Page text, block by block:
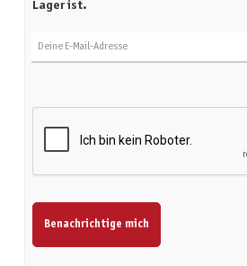
Lager ist.
Benachrichtige mich